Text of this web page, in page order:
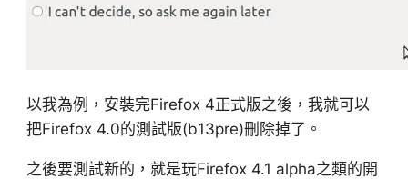
以我為例，安裝完Firefox 4正式版之後，我就可以
把Firefox 4.0的測試版(b13pre)刪除掉了。
之後要測試新的，就是玩Firefox 4.1 alpha之類的開